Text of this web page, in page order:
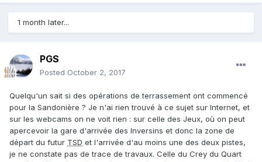
1 month later...
PGS
Posted October 2, 2017
Quelqu'un sait si des opérations de terrassement ont commencé
pour la Sandonière ? Je n'ai rien trouvé à ce sujet sur Internet, et
sur les webcams on ne voit rien : sur celle des Jeux, où on peut
apercevoir la gare d'arrivée des Inversins et donc la zone de
départ du futur TSD et l'arrivée d'au moins une des deux pistes,
je ne constate pas de trace de travaux. Celle du Crey du Quart